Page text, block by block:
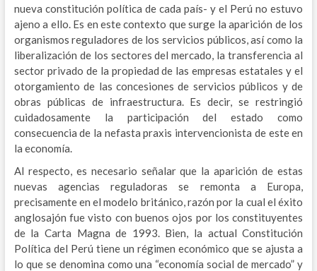
nueva constitución política de cada país- y el Perú no estuvo
ajeno a ello. Es en este contexto que surge la aparición de los
organismos reguladores de los servicios públicos, así como la
liberalización de los sectores del mercado, la transferencia al
sector privado de la propiedad de las empresas estatales y el
otorgamiento de las concesiones de servicios públicos y de
obras públicas de infraestructura. Es decir, se restringió
cuidadosamente la participación del estado como
consecuencia de la nefasta praxis intervencionista de este en
la economía.
Al respecto, es necesario señalar que la aparición de estas
nuevas agencias reguladoras se remonta a Europa,
precisamente en el modelo británico, razón por la cual el éxito
anglosajón fue visto con buenos ojos por los constituyentes
de la Carta Magna de 1993. Bien, la actual Constitución
Política del Perú tiene un régimen económico que se ajusta a
lo que se denomina como una “economía social de mercado” y